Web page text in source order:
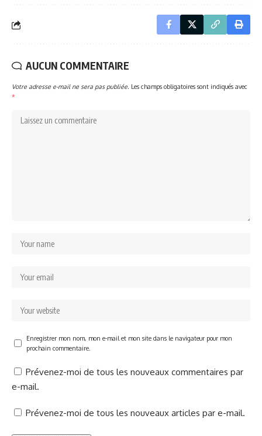
AUCUN COMMENTAIRE
Votre adresse e-mail ne sera pas publiée. Les champs obligatoires sont indiqués avec
*
Enregistrer mon nom, mon e-mail et mon site dans le navigateur pour mon
prochain commentaire.
Prévenez-moi de tous les nouveaux commentaires par
e-mail.
Prévenez-moi de tous les nouveaux articles par e-mail.